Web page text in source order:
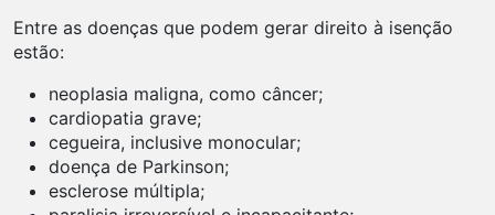
Entre as doenças que podem gerar direito à isenção
estão:
neoplasia maligna, como câncer;
cardiopatia grave;
cegueira, inclusive monocular;
doença de Parkinson;
esclerose múltipla;